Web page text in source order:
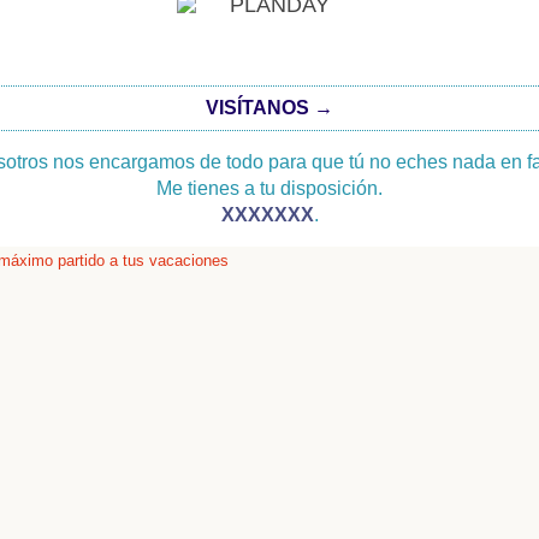
VISÍTANOS →
nos encargamos de todo para que tú no eches nada en
Me tienes a tu disposición.
XXXXXXX.